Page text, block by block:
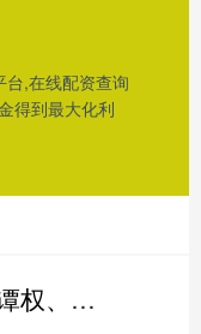
,在线配资查询
得到最大化利
寻钱网配资 谭权、吴树林任重庆市副市长